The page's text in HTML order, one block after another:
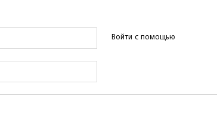
Войти с помощью